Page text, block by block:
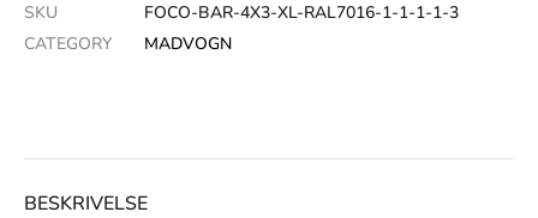
SKU
FOCO-BAR-4X3-XL-RAL7016-1-1-1-1-3
CATEGORY
MADVOGN
BESKRIVELSE